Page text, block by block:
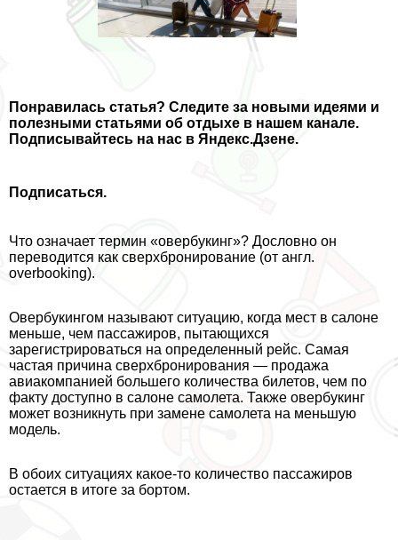
Понравилась статья? Следите за новыми идеями и
полезными статьями об отдыхе в нашем канале.
Подписывайтесь на нас в Яндекс.Дзене.
Подписаться.
Что означает термин «овербукинг»? Дословно он
переводится как сверхбронирование (от англ.
overbooking).
Овербукингом называют ситуацию, когда мест в салоне
меньше, чем пассажиров, пытающихся
зарегистрироваться на определенный рейс. Самая
частая причина сверхбронирования — продажа
авиакомпанией большего количества билетов, чем по
факту доступно в салоне самолета. Также овербукинг
может возникнуть при замене самолета на меньшую
модель.
В обоих ситуациях какое-то количество пассажиров
остается в итоге за бортом.